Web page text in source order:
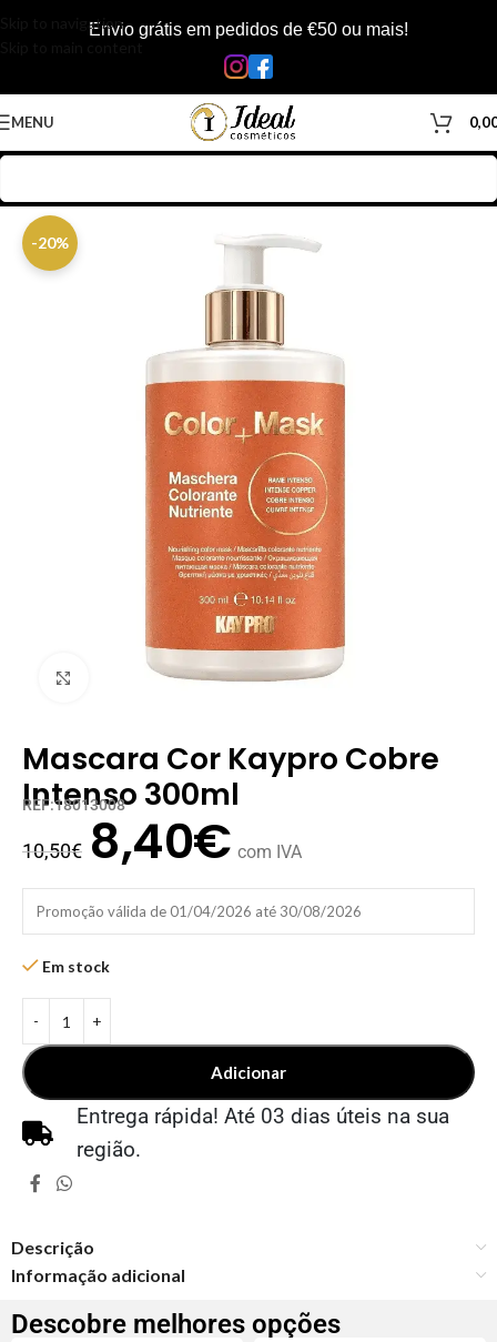
Skip to navigationEnvio grátis em pedidos de €50 ou mais!
MENU
-20%
Clique para ampliar
Mascara Cor Kaypro Cobre
Intenso 300ml
REF:18013008
10,50€ 8,40€ com IVA
Promoção válida de 01/04/2026 até 30/08/2026
Em stock
Adicionar
Entrega rápida! Até 03 dias úteis na sua
região.
Descrição
Informação adicional
Descobre melhores opções